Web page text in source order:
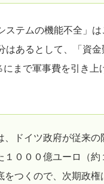
ステムの機能不全」
はあるとして、「資金
にまで軍事費を引き上
、ドイツ政府が従来の
１０００億ユーロ（約
をつくので、次期政権